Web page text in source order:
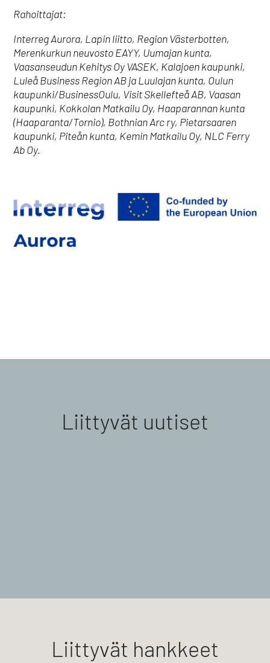
Rahoittajat:
Interreg Aurora, Lapin liitto, Region Västerbotten,
Merenkurkun neuvosto EAYY, Uumajan kunta,
Vaasanseudun Kehitys Oy VASEK, Kalajoen kaupunki,
Luleå Business Region AB ja Luulajan kunta, Oulun
kaupunki/BusinessOulu, Visit Skellefteå AB, Vaasan
kaupunki, Kokkolan Matkailu Oy, Haaparannan kunta
(Haaparanta/Tornio), Bothnian Arc ry, Pietarsaaren
kaupunki, Piteån kunta, Kemin Matkailu Oy, NLC Ferry
Ab Oy.
Liittyvät uutiset
Liittyvät hankkeet